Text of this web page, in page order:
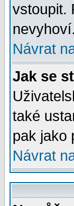
vstoupit.
Návrat
Jak se
také
pak jako
Návrat